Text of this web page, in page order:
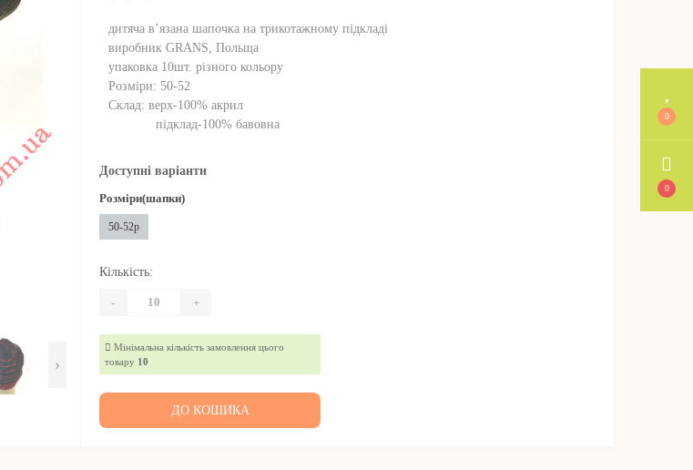
0
0
›
дитяча в’язана шапочка на трикотажному підкладі
виробник GRANS, Польща
упаковка 10шт. різного кольору
Розміри: 50-52
Склад: верх-100% акрил
підклад-100% бавовна
Доступні варіанти
Розміри(шапки)
50-52р
Кількість:
- +
Мінімальна кількість замовлення цього
товару 10
ДО КОШИКА